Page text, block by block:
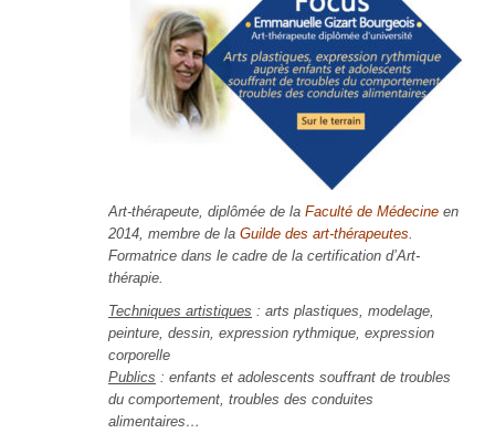
Art-thérapeute, diplômée de la Faculté de Médecine en
2014, membre de la Guilde des art-thérapeutes.
Formatrice dans le cadre de la certification d’Art-
thérapie.
Techniques artistiques : arts plastiques, modelage,
peinture, dessin, expression rythmique, expression
corporelle
Publics : enfants et adolescents souffrant de troubles
du comportement, troubles des conduites
alimentaires…